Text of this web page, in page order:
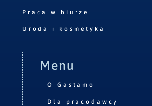
Praca w biurze
Uroda i kosmetyka
Menu
O Gastamo
Dla pracodawcy